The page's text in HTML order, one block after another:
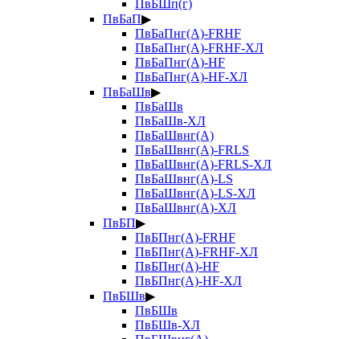
ПвБШп(г)
ПвБаП▶
ПвБаПнг(А)-FRHF
ПвБаПнг(А)-FRHF-ХЛ
ПвБаПнг(А)-HF
ПвБаПнг(А)-HF-ХЛ
ПвБаШв▶
ПвБаШв
ПвБаШв-ХЛ
ПвБаШвнг(А)
ПвБаШвнг(А)-FRLS
ПвБаШвнг(А)-FRLS-ХЛ
ПвБаШвнг(А)-LS
ПвБаШвнг(А)-LS-ХЛ
ПвБаШвнг(А)-ХЛ
ПвБП▶
ПвБПнг(А)-FRHF
ПвБПнг(А)-FRHF-ХЛ
ПвБПнг(А)-HF
ПвБПнг(А)-HF-ХЛ
ПвБШв▶
ПвБШв
ПвБШв-ХЛ